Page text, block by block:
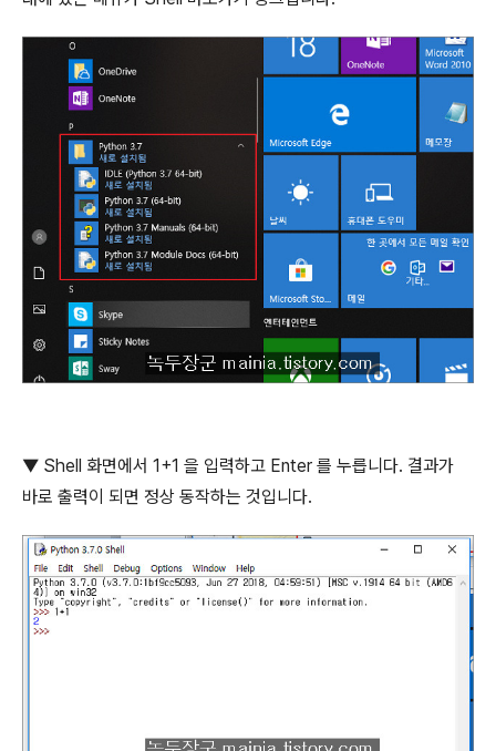
▼ Shell 화면에서 1+1 을 입력하고 Enter 를 누릅니다. 결과가
바로 출력이 되면 정상 동작하는 것입니다.